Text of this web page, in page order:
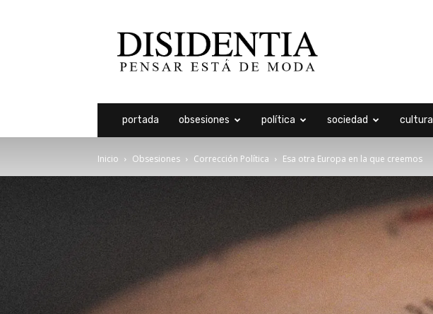
portada obsesiones política sociedad cultura
Inicio Obsesiones Corrección Política Esa otra Europa en la que creemos